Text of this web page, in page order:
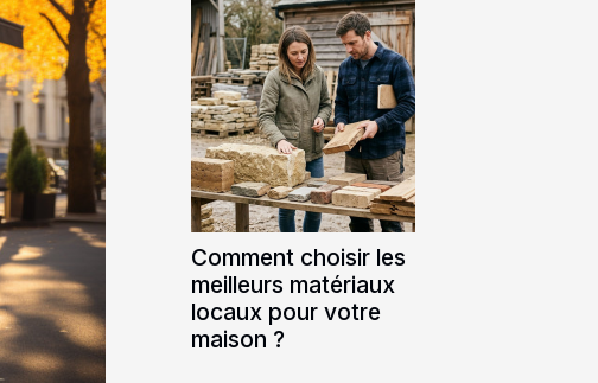
Comment choisir les
meilleurs matériaux
locaux pour votre
maison ?